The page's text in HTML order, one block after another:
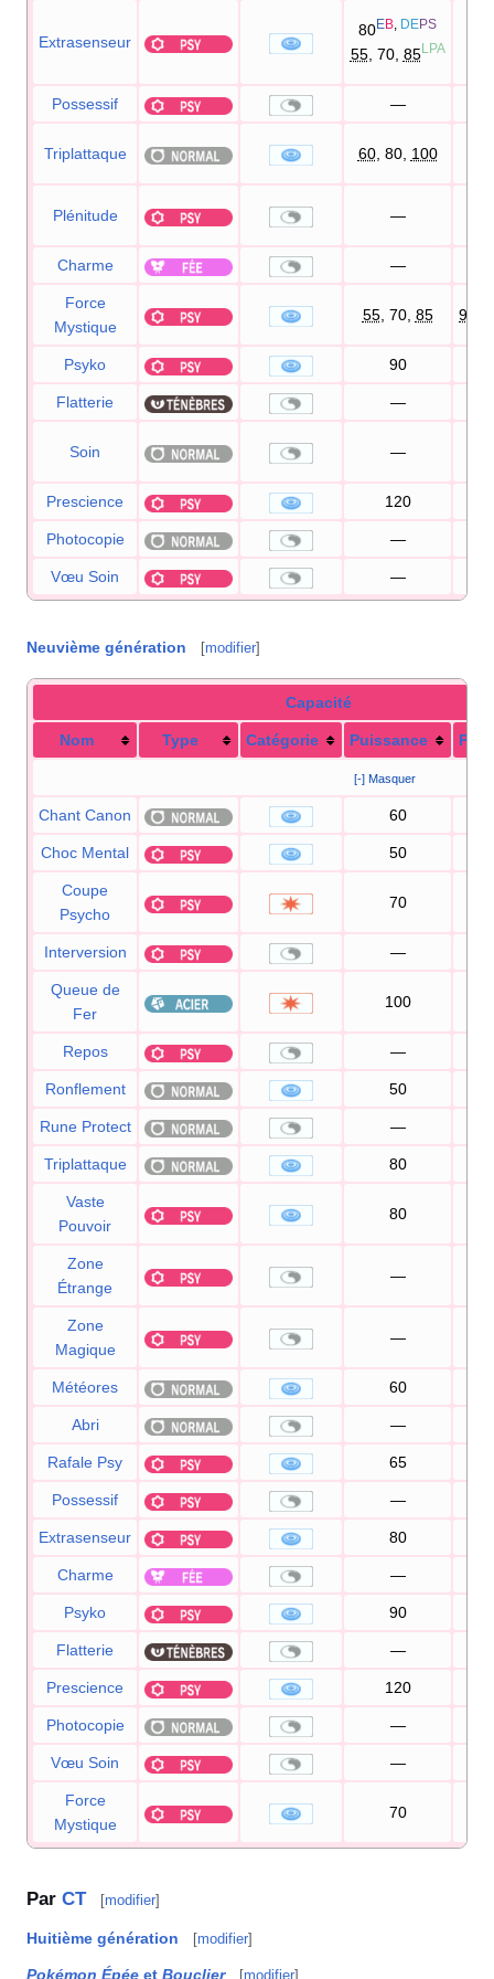
Extrasenseur
80EB DEPS
55, 70, 85 LPA
Possessif —
Triplattaque 60, 80, 100
Plénitude —
Charme —
Force
Mystique
55, 70, 85 90
Psyko 90
Flatterie —
Soin —
Prescience 120
Photocopie —
Vœu Soin —
Neuvième génération [modifier]
Capacité
Nom Type Catégorie Puissance
[-] Masquer
Chant Canon 60
Choc Mental 50
Coupe
Psycho
70
Interversion —
Queue de
Fer
100
Repos —
Ronflement 50
Rune Protect —
Triplattaque 80
Vaste
Pouvoir
80
Zone
Étrange
—
Zone
Magique
—
Météores 60
Abri —
Rafale Psy 65
Possessif —
Extrasenseur 80
Charme —
Psyko 90
Flatterie —
Prescience 120
Photocopie —
Vœu Soin —
Force
Mystique
70
Par CT [modifier]
Huitième génération [modifier]
Pokémon Épée et Bouclier [modifier]